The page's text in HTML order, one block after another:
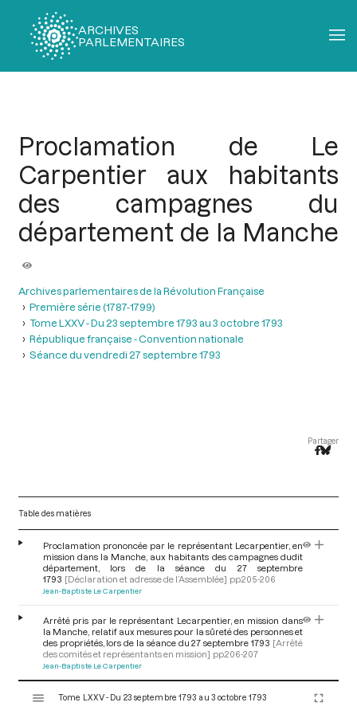
ARCHIVES
PARLEMENTAIRES
Proclamation de Le
Carpentier aux habitants
des campagnes du
département de la Manche
Archives parlementaires de la Révolution Française
Première série (1787-1799)
Tome LXXV - Du 23 septembre 1793 au 3 octobre 1793
République française - Convention nationale
Séance du vendredi 27 septembre 1793
Partager
Table des matières
Proclamation prononcée par le représentant Lecarpentier, en
mission dans la Manche, aux habitants des campagnes dudit
département, lors de la séance du 27 septembre
1793 [Déclaration et adresse de l’Assemblée] pp.205-206
Jean-Baptiste Le Carpentier
Arrêté pris par le représentant Lecarpentier, en mission dans
la Manche, relatif aux mesures pour la sûreté des personnes et
des propriétés, lors de la séance du 27 septembre 1793 [Arrêté
des comités et représentants en mission] pp.206-207
Jean-Baptiste Le Carpentier
Tome LXXV - Du 23 septembre 1793 au 3 octobre 1793